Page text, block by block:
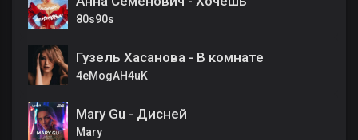
80s90s
Гузель Хасанова - В комнате
4eMogAH4uK
Mary Gu - Дисней
Mary